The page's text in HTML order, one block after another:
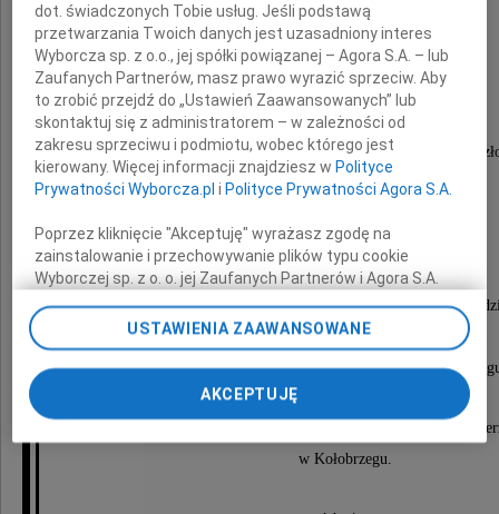
pułkownik
Zenon Stein
Żołnierz Ludowego Wojska Polskiego, niezwykły
Kołobrzeżanin z wyboru.
Świat z Tobą był lepszym.
Pożegnanie, a następnie wyprowadzenie urny
15 stycznia 2022 roku o godzinie 13:10
w kaplicy Cmentarza Komunalnego w
Zamiast kwiatów, prosimy o datki na Schronisko dla
w Kołobrzegu.
dot. świadczonych Tobie usług. Jeśli podstawą
przetwarzania Twoich danych jest uzasadniony interes
Wyborcza sp. z o.o., jej spółki powiązanej – Agora S.A. – lub
Zaufanych Partnerów, masz prawo wyrazić sprzeciw. Aby
to zrobić przejdź do „Ustawień Zaawansowanych” lub
skontaktuj się z administratorem – w zależności od
zakresu sprzeciwu i podmiotu, wobec którego jest
kierowany. Więcej informacji znajdziesz w Polityce
Prywatności Wyborcza.pl i Polityce Prywatności Agora S.A.
Poprzez kliknięcie "Akceptuję" wyrażasz zgodę na
zainstalowanie i przechowywanie plików typu cookie
Wyborczej sp. z o. o. jej Zaufanych Partnerów i Agora S.A.
chwili zmienić swoje preferencje dot. plików cookie,
ponownie wywołując narzędzie do zarządzania Twoimi
preferencjami dot. przetwarzania danych poprzez
odnośnik „Ustawienia prywatności” w stopce serwisu i
przechodząc do sekcji „Ustawienia zaawansowane”.
USTAWIENIA ZAAWANSOWANE
AKCEPTUJĘ